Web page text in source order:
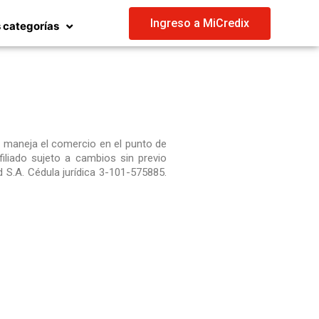
categorías Ingreso a MiCredix
el comercio en el punto de
sujeto a cambios sin previo
Cédula jurídica 3-101-575885.